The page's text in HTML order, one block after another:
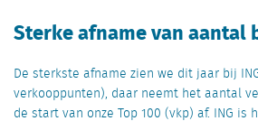
Sterke afname van aantal
De sterkste afname zien we dit jaar bij
verkooppunten), daar neemt het aantal
de start van onze Top 100 (vkp) af. ING is